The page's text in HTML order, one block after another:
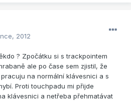
2012
? Zpočátku si s trackpointem
ale po čase sem zjistil, že
na normální klávesnici a s
Proti touchpadu mi přijde
klávesnici a netřeba přehmatávat